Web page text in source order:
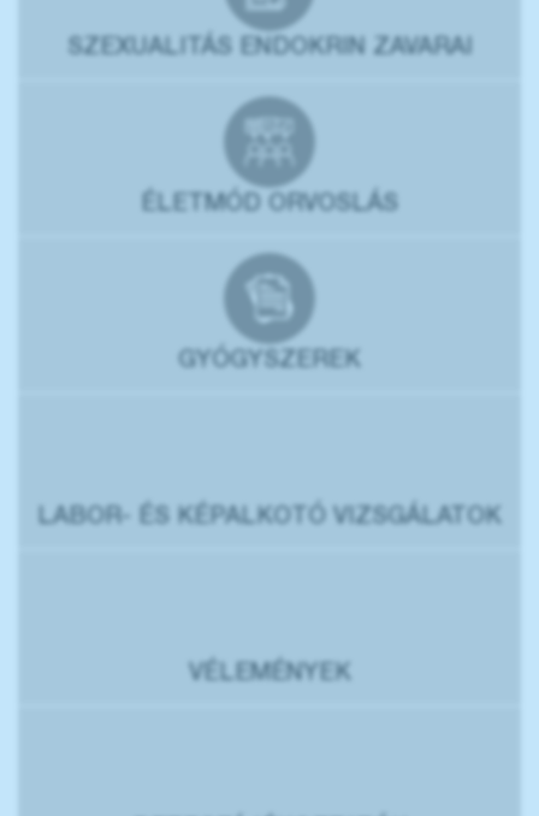
SZEXUALITÁS ENDOKRIN ZAVARAI
ÉLETMÓD ORVOSLÁS
GYÓGYSZEREK
LABOR- ÉS KÉPALKOTÓ VIZSGÁLATOK
VÉLEMÉNYEK